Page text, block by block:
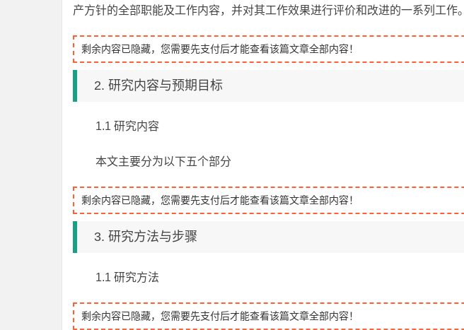
产方针的全部职能及工作内容，并对其工作效果进行评价和改进的一系列工作。
剩余内容已隐藏，您需要先支付后才能查看该篇文章全部内容！
2. 研究内容与预期目标
1.1 研究内容
本文主要分为以下五个部分
剩余内容已隐藏，您需要先支付后才能查看该篇文章全部内容！
3. 研究方法与步骤
1.1 研究方法
剩余内容已隐藏，您需要先支付后才能查看该篇文章全部内容！